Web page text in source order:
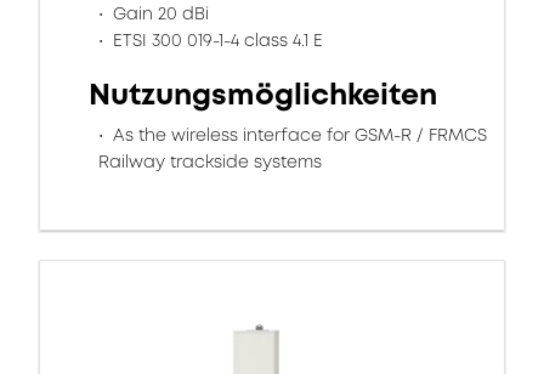
Gain 20 dBi
ETSI 300 019-1-4 class 4.1 E
Nutzungsmöglichkeiten
As the wireless interface for GSM-R / FRMCS
Railway trackside systems